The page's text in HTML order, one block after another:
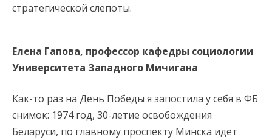
стратегической слепоты.
Елена Гапова, профессор кафедры социологии
Университета Западного Мичигана
Как-то раз на День Победы я запостила у себя в ФБ
снимок: 1974 год, 30-летие освобождения
Беларуси, по главному проспекту Минска идет